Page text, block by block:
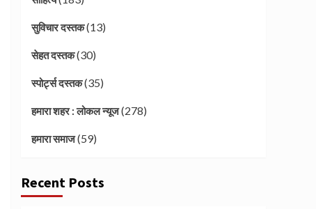
सुविचार दस्तक(13)
सेहत दस्तक(30)
स्पोर्ट्स दस्तक(35)
हमारा शहर : लोकल न्यूज(278)
हमारा समाज(59)
Recent Posts